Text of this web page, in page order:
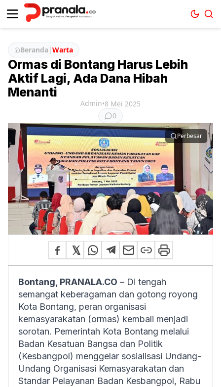
Beranda|Warta
Ormas di Bontang Harus Lebih
Aktif Lagi, Ada Dana Hibah
Menanti
Admin•8 Mei 2025
0
Perbesar
Bontang, PRANALA.CO – Di tengah
semangat keberagaman dan gotong royong
Kota Bontang, peran organisasi
kemasyarakatan (ormas) kembali menjadi
sorotan. Pemerintah Kota Bontang melalui
Badan Kesatuan Bangsa dan Politik
(Kesbangpol) menggelar sosialisasi Undang-
Undang Organisasi Kemasyarakatan dan
Standar Pelayanan Badan Kesbangpol, Rabu